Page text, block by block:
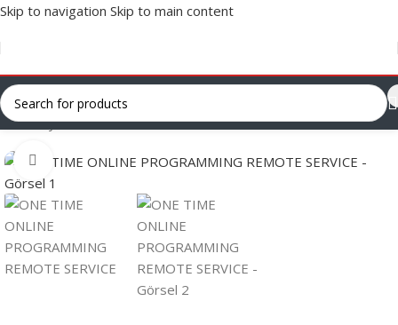
Skip to navigation Skip to main content
Ana Sayfa/Lisans ve Yazılımlar/ONLINE Yazılımlar
Click to enlarge